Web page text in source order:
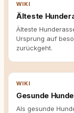
WIKI
Älteste
Älteste
Ursprung auf
zurückgeht.
WIKI
Gesunde
Als gesunde